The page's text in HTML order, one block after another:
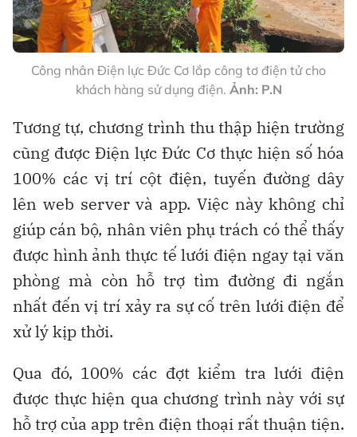
Công nhân Điện lực Đức Cơ lắp công tơ điện tử cho
khách hàng sử dụng điện. Ảnh: P.N
Tương tự, chương trình thu thập hiện trường
cũng được Điện lực Đức Cơ thực hiện số hóa
100% các vị trí cột điện, tuyến đường dây
lên web server và app. Việc này không chỉ
giúp cán bộ, nhân viên phụ trách có thể thấy
được hình ảnh thực tế lưới điện ngay tại văn
phòng mà còn hỗ trợ tìm đường đi ngắn
nhất đến vị trí xảy ra sự cố trên lưới điện để
xử lý kịp thời.
Qua đó, 100% các đợt kiểm tra lưới điện
được thực hiện qua chương trình này với sự
hỗ trợ của app trên điện thoại rất thuận tiện.